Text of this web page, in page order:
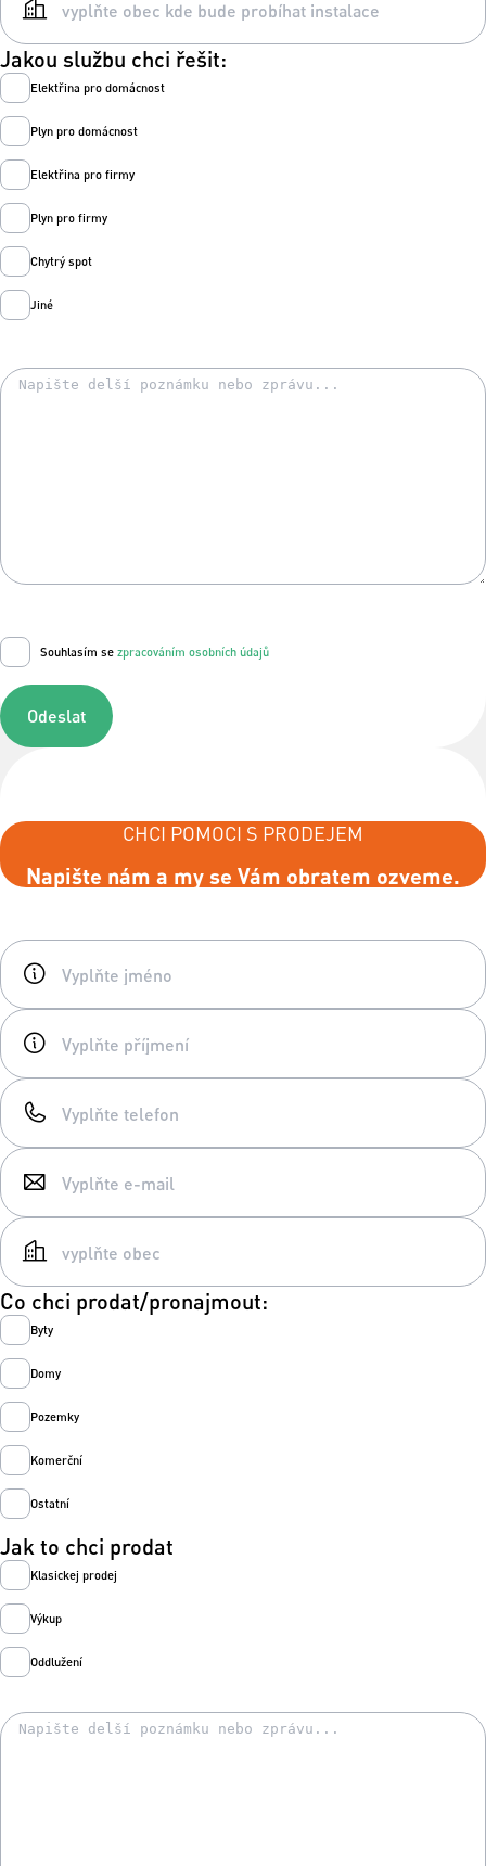
Jakou službu chci řešit:
Elektřina pro domácnost
Plyn pro domácnost
Elektřina pro firmy
Plyn pro firmy
Chytrý spot
Jiné
Souhlasím se zpracováním osobních údajů
Odeslat
CHCI POMOCI S PRODEJEM
Napište nám a my se Vám obratem ozveme.
Co chci prodat/pronajmout:
Byty
Domy
Pozemky
Komerční
Ostatní
Jak to chci prodat
Klasickej prodej
Výkup
Oddlužení